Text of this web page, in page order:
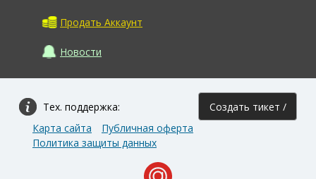
Продать Аккаунт
Новости
Тех. поддержка: Создать тикет /
Карта сайта
Публичная оферта
Политика защиты данных